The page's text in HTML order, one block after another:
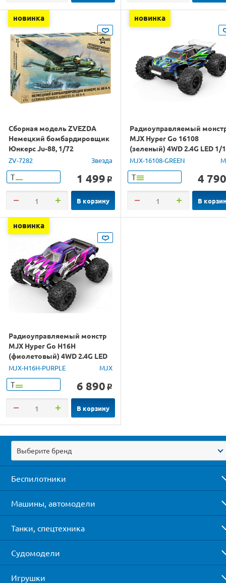
новинка
Сборная модель ZVEZDA
Немецкий бомбардировщик
Юнкерс Ju-88, 1/72
ZV-7282 Звезда
Т 1 499 o
В корзину
новинка
Радиоуправляемый
MJX Hyper Go 16108
(зеленый) 4WD 2.4G LED 1/
RTR
MJX-16108-GREEN
Т 4 790
В
новинка
Радиоуправляемый монстр
MJX Hyper Go H16H
(фиолетовый) 4WD 2.4G LED
GPS 1/16 RTR
MJX-H16H-PURPLE MJX
Т 6 890 o
В корзину
Выберите бренд
Беспилотники
Машины, автомодели
Танки, спецтехника
Судомодели
Игрушки